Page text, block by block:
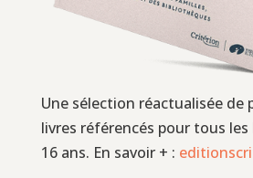
Une sélection réactualisée de
livres référencés pour tous les
16 ans. En savoir + :